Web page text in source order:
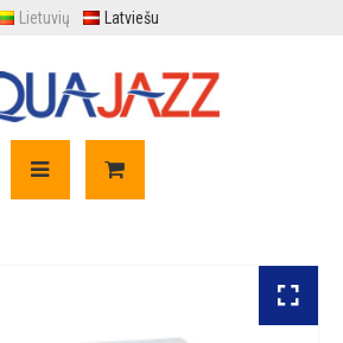
Lietuvių Latviešu